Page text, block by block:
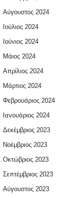
Αύγουστος 2024
Ιούλιος 2024
Ιούνιος 2024
Μάιος 2024
Απρίλιος 2024
Μάρτιος 2024
Φεβρουάριος 2024
Ιανουάριος 2024
Δεκέμβριος 2023
Νοέμβριος 2023
Οκτώβριος 2023
Σεπτέμβριος 2023
Αύγουστος 2023